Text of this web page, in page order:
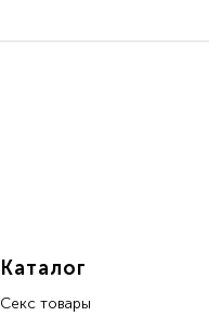
Каталог
Секс товары